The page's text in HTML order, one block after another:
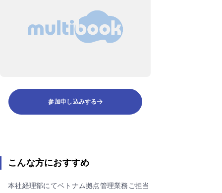
参加申し込みする
こんな方におすすめ
本社経理部にてベトナム拠点管理業務ご担当